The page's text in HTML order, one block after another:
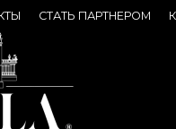
СТАТЬ ПАРТНЕРОМ